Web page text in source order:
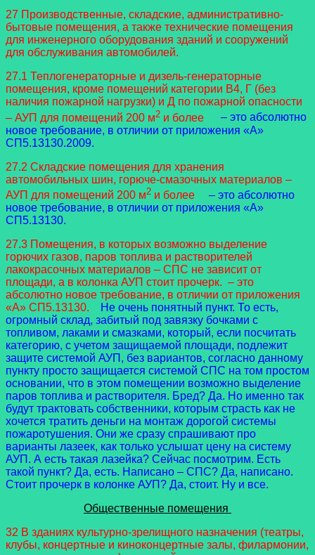
27 Производственные, складские, административно-
бытовые помещения, а также технические помещения
для инженерного оборудования зданий и сооружений
для обслуживания автомобилей.
27.1 Теплогенераторные и дизель-генераторные
помещения, кроме помещений категории В4, Г (без
наличия пожарной нагрузки) и Д по пожарной опасности
– АУП для помещений 200 м2 и более
– это абсолютно
новое требование, в отличии от приложения «А»
СП5.13130.2009.
27.2 Складские помещения для хранения
автомобильных шин, горюче-смазочных материалов –
АУП для помещений 200 м2 и более
– это абсолютно
новое требование, в отличии от приложения «А»
СП5.13130.
27.3 Помещения, в которых возможно выделение
горючих газов, паров топлива и растворителей
лакокрасочных материалов – СПС не зависит от
площади, а в колонка АУП стоит прочерк. – это
абсолютно новое требование, в отличии от приложения
«А» СП5.13130.
Не очень понятный пункт. То есть,
огромный склад, забитый под завязку бочками с
топливом, лаками и смазками, который, если посчитать
категорию, с учетом защищаемой площади, подлежит
защите системой АУП, без вариантов, согласно данному
пункту просто защищается системой СПС на том простом
основании, что в этом помещении возможно выделение
паров топлива и растворителя. Бред? Да. Но именно так
будут трактовать собственники, которым страсть как не
хочется тратить деньги на монтаж дорогой системы
пожаротушения. Они же сразу спрашивают про
варианты лазеек, как только услышат цену на систему
АУП. А есть такая лазейка? Сейчас посмотрим. Есть
такой пункт? Да, есть. Написано – СПС? Да, написано.
Стоит прочерк в колонке АУП? Да, стоит. Ну и все.
Общественные помещения
32 В зданиях культурно-зрелищного назначения (театры,
клубы, концертные и киноконцертные залы, филармонии,